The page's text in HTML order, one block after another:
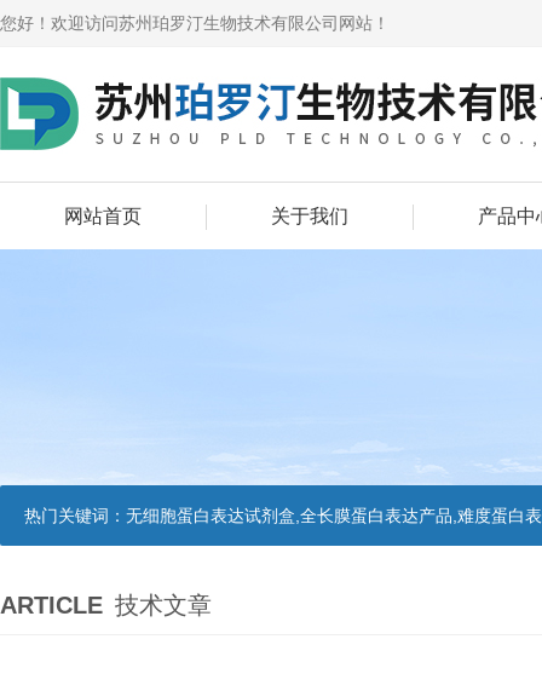
您好！欢迎访问苏州珀罗汀生物技术有限公司网站！
网站首页 关于我们 产品中
热门关键词： 无细胞蛋白表达试剂盒,全长膜蛋白表达产品,难度蛋白
ARTICLE 技术文章